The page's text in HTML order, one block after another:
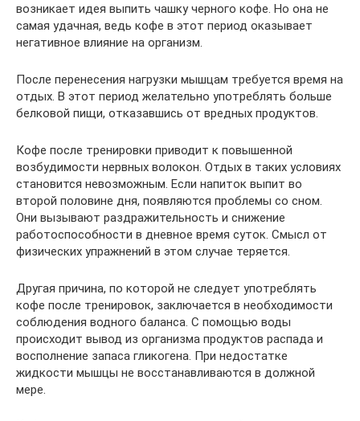
возникает идея выпить чашку черного кофе. Но она не
самая удачная, ведь кофе в этот период оказывает
негативное влияние на организм.
После перенесения нагрузки мышцам требуется время на
отдых. В этот период желательно употреблять больше
белковой пищи, отказавшись от вредных продуктов.
Кофе после тренировки приводит к повышенной
возбудимости нервных волокон. Отдых в таких условиях
становится невозможным. Если напиток выпит во
второй половине дня, появляются проблемы со сном.
Они вызывают раздражительность и снижение
работоспособности в дневное время суток. Смысл от
физических упражнений в этом случае теряется.
Другая причина, по которой не следует употреблять
кофе после тренировок, заключается в необходимости
соблюдения водного баланса. С помощью воды
происходит вывод из организма продуктов распада и
восполнение запаса гликогена. При недостатке
жидкости мышцы не восстанавливаются в должной
мере.